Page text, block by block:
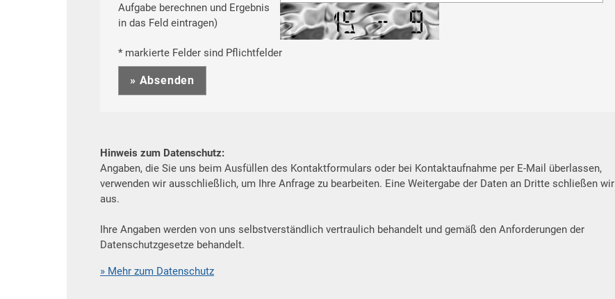
Aufgabe berechnen und Ergebnis
in das Feld eintragen)
* markierte Felder sind Pflichtfelder
Hinweis zum Datenschutz:
Angaben, die Sie uns beim Ausfüllen des Kontaktformulars oder bei Kontaktaufnahme per E-Mail überlassen,
verwenden wir ausschließlich, um Ihre Anfrage zu bearbeiten. Eine Weitergabe der Daten an Dritte schließen wir
aus.
Ihre Angaben werden von uns selbstverständlich vertraulich behandelt und gemäß den Anforderungen der
Datenschutzgesetze behandelt.
» Mehr zum Datenschutz